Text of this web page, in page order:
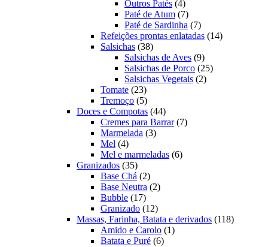
produtos
Outros Patés 44
produtos
Paté de Atum 77
produtos
Paté de Sardinha 77
produtos
Refeições prontas enlatadas 1414
Salsichas 3838
produtos
Salsichas de Aves 99
produtos
Salsichas de Porco 2525
Salsichas Vegetais 22
Tomate 2323
produtos
Tremoço 55
produtos
Doces e Compotas 4444
produtos
Cremes para Barrar 77
Marmelada 33
Mel 44
produtos
Mel e marmeladas 66
Granizados 3535
produtos
Base Chá 22
produtos
Base Neutra 22
Bubble 1717
produtos
Granizado 1212
produtos
Massas, Farinha, Batata e derivados 118118
Amido e Carolo 11
Batata e Puré 66